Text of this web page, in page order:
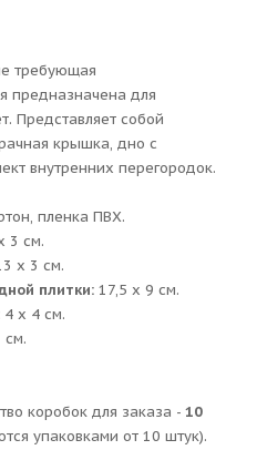
требующая
предназначена для
Представляет собой
крышка, дно с
внутренних перегородок.
пленка ПВХ.
3 см.
х 3 см.
плитки: 17,5 х 9 см.
4 х 4 см.
см.
коробок для заказа - 10
упаковками от 10 штук).